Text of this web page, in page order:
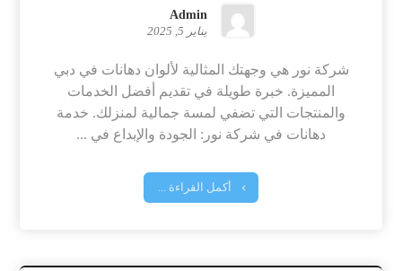
Admin
يناير 5, 2025
شركة نور هي وجهتك المثالية لألوان دهانات في دبي
المميزة. خبرة طويلة في تقديم أفضل الخدمات
والمنتجات التي تضفي لمسة جمالية لمنزلك. خدمة
دهانات في شركة نور: الجودة والإبداع في ...
أكمل القراءة ...